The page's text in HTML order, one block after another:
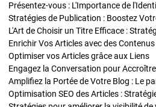
Présentez-vous : L'Importance de
L'Art de Choisir un Titre Efficace :
Optimiser vos Articles grâce aux Liens
Engagez la Conversation pour
Amplifiez la Portée de Votre Blog : Le